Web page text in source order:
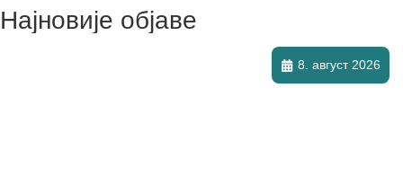
Најновије објаве
8. август 2026